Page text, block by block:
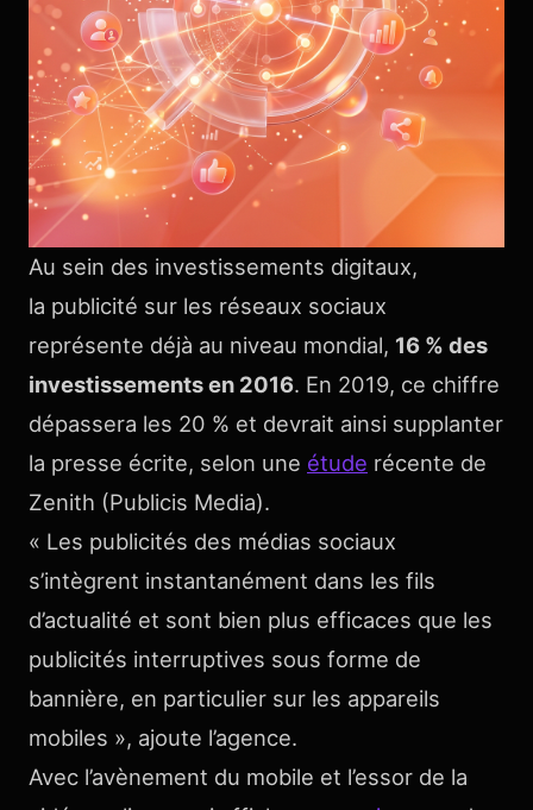
Au sein des investissements digitaux,
la publicité sur les réseaux sociaux
représente déjà au niveau mondial, 16 % des
investissements en 2016. En 2019, ce chiffre
dépassera les 20 % et devrait ainsi supplanter
la presse écrite, selon une étude récente de
Zenith (Publicis Media).
« Les publicités des médias sociaux
s’intègrent instantanément dans les fils
d’actualité et sont bien plus efficaces que les
publicités interruptives sous forme de
bannière, en particulier sur les appareils
mobiles », ajoute l’agence.
Avec l’avènement du mobile et l’essor de la